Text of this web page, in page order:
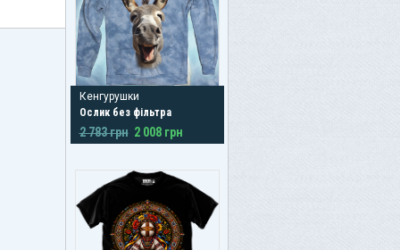
Кенгурушки
Ослик без фільтра
2 783 грн 2 008 грн